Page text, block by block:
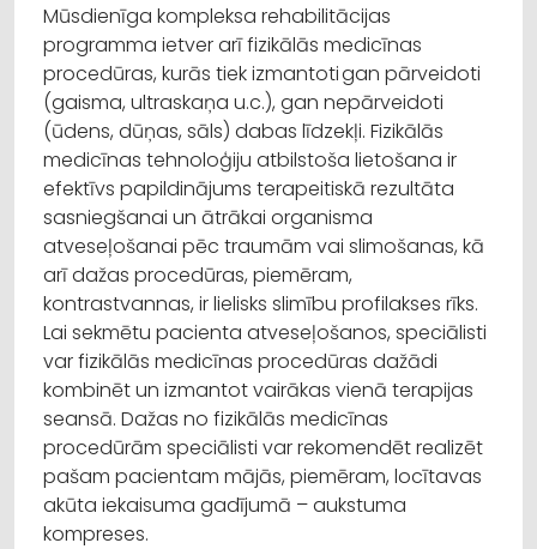
Mūsdienīga kompleksa rehabilitācijas
programma ietver arī fizikālās medicīnas
procedūras, kurās tiek izmantoti gan pārveidoti
(gaisma, ultraskaņa u.c.), gan nepārveidoti
(ūdens, dūņas, sāls) dabas līdzekļi. Fizikālās
medicīnas tehnoloģiju atbilstoša lietošana ir
efektīvs papildinājums terapeitiskā rezultāta
sasniegšanai un ātrākai organisma
atveseļošanai pēc traumām vai slimošanas, kā
arī dažas procedūras, piemēram,
kontrastvannas, ir lielisks slimību profilakses rīks.
Lai sekmētu pacienta atveseļošanos, speciālisti
var fizikālās medicīnas procedūras dažādi
kombinēt un izmantot vairākas vienā terapijas
seansā. Dažas no fizikālās medicīnas
procedūrām speciālisti var rekomendēt realizēt
pašam pacientam mājās, piemēram, locītavas
akūta iekaisuma gadījumā – aukstuma
kompreses.